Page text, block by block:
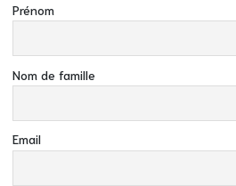
Prénom
Nom de famille
Email